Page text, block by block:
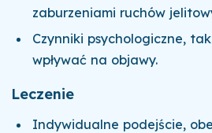
zaburzeniami ruchów
Czynniki psychologiczne,
wpływać na objawy.
Leczenie
Indywidualne podejście,